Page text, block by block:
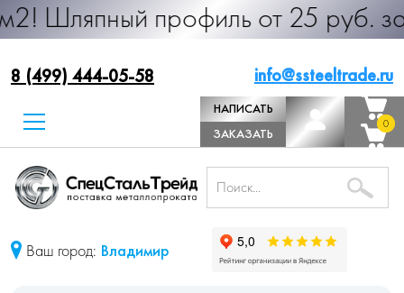
профиль от 25 руб. за м.п.
8 (499) 444-05-58 info@ssteeltrade.ru
НАПИСАТЬ
ДИРЕКТОРУ
ЗАКАЗАТЬ
ЗВОНОК
0
0
Ваш город: Владимир